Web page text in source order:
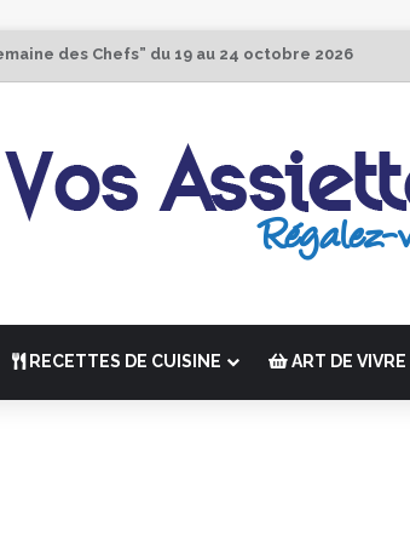
des Chefs” du 19 au 24 octobre 2026
RECETTES DE CUISINE ART DE VIVRE